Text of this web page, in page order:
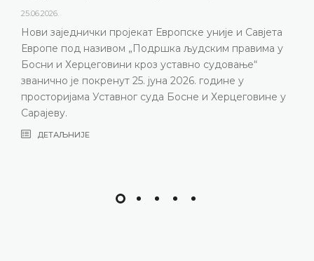
25.06.2026.
Нови заједнички пројекат Европске уније и Савјета
Европе под називом „Подршка људским правима у
Босни и Херцеговини кроз уставно судовање“
званично је покренут 25. јуна 2026. године у
просторијама Уставног суда Босне и Херцеговине у
Сарајеву.
ДЕТАЉНИЈЕ